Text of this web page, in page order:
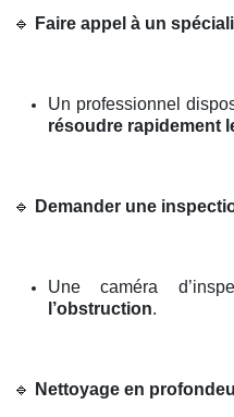
🔹 Faire appel à un
Un professionnel
résoudre rapidement
🔹 Demander une
Une caméra
l’obstruction.
🔹 Nettoyage en